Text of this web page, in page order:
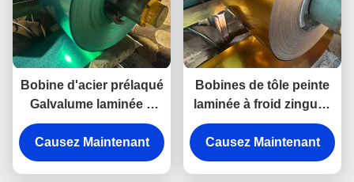
Bobine d'acier prélaqué
Galvalume laminée à
chaud et à froid de 0,12
mm à 4 mm pour le
bâtiment
Causez Maintenant
Bobines de tôle peinte
laminée à froid zinguée
pour usage industriel
dans la construction de
murs
Causez Maintenant